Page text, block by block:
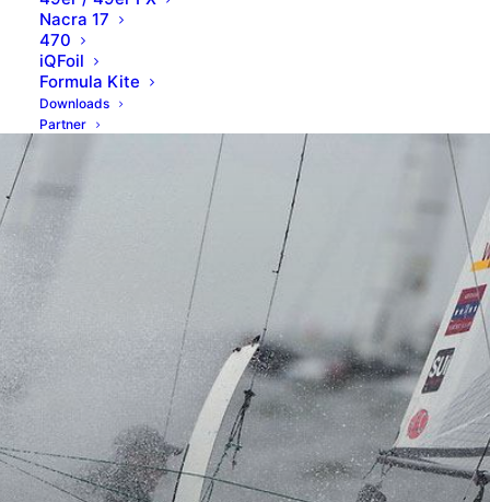
Nacra 17
470
iQFoil
Formula Kite
Downloads
Partner